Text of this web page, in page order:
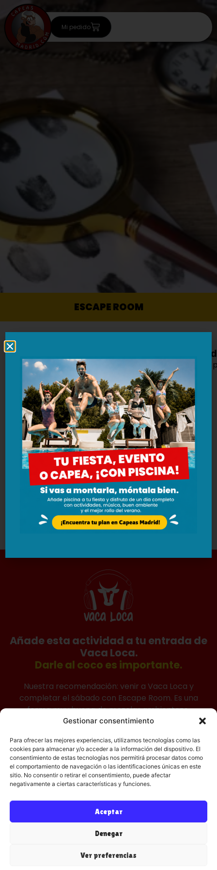
Gestionar consentimiento
Para ofrecer las mejores experiencias, utilizamos tecnologías como las
cookies para almacenar y/o acceder a la información del dispositivo. El
consentimiento de estas tecnologías nos permitirá procesar datos como
el comportamiento de navegación o las identificaciones únicas en este
sitio. No consentir o retirar el consentimiento, puede afectar
negativamente a ciertas características y funciones.
Aceptar
Denegar
Ver preferencias
ESCAPE ROOM
Piensa
Escape
completar
Si buscáis una actividad más estratégica, original y
enfocada al grupo, el Escape Room es una opción
muy interesante para completar una celebración o
evento en Capeas Madrid. Es ideal para quienes
quieren añadir una experiencia distinta, con reto,
juego y colaboración.
PARTICIPANTES:Sin límite.
Añade esta actividad a tu entrada de
Vaca Loca.
Darle al coco es importante.
Nuestra recomendación: venir a Vaca Loca y
completar el sábado con Escape Room. Es una
forma muy buena de mezclar ambientazo,
capea, comida y una actividad que da otro ritmo
Ven a Vaca Loca y completa tu plan
35€
persona
Barra libre barbacoa y bebidas*
Música en directo